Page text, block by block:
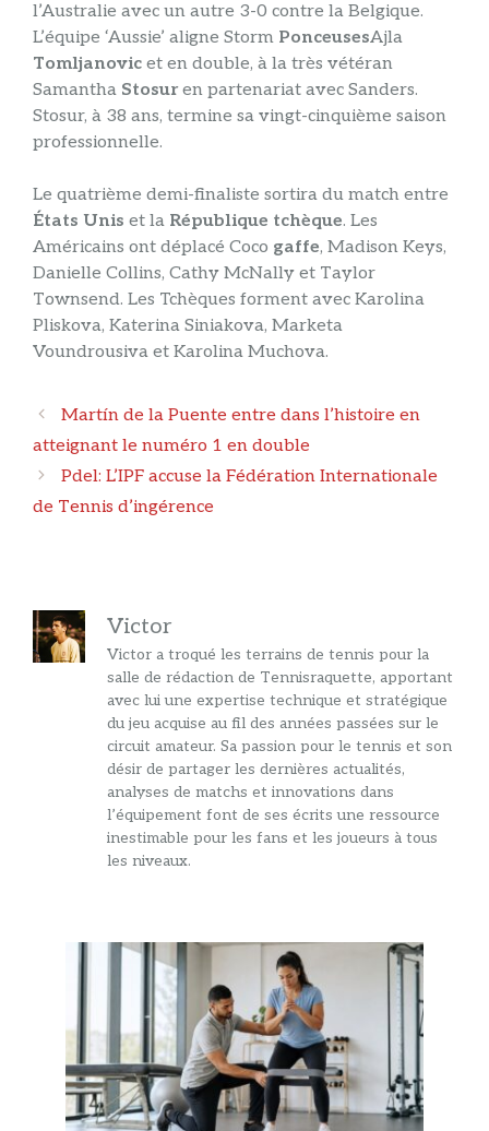
l’Australie avec un autre 3-0 contre la Belgique.
L’équipe ‘Aussie’ aligne Storm PonceusesAjla
Tomljanovic et en double, à la très vétéran
Samantha Stosuren partenariat avec Sanders.
Stosur, à 38 ans, termine sa vingt-cinquième saison
professionnelle.
Le quatrième demi-finaliste sortira du match entre
États Unis et la République tchèque. Les
Américains ont déplacé Coco gaffe, Madison Keys,
Danielle Collins, Cathy McNally et Taylor
Townsend. Les Tchèques forment avec Karolina
Pliskova, Katerina Siniakova, Marketa
Voundrousiva et Karolina Muchova.
Navigation
des
articles
Martín de la Puente entre dans l’histoire en
atteignant le numéro 1 en double
Pdel: L’IPF accuse la Fédération Internationale
de Tennis d’ingérence
Victor
Victor a troqué les terrains de tennis pour la
salle de rédaction de Tennisraquette, apportant
avec lui une expertise technique et stratégique
du jeu acquise au fil des années passées sur le
circuit amateur. Sa passion pour le tennis et son
désir de partager les dernières actualités,
analyses de matchs et innovations dans
l’équipement font de ses écrits une ressource
inestimable pour les fans et les joueurs à tous
les niveaux.